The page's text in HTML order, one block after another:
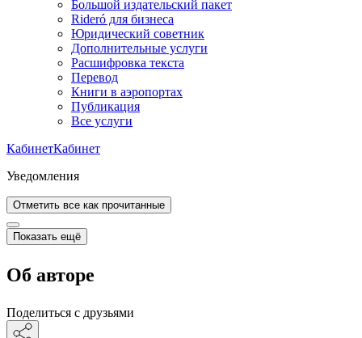
Большой издательский пакет
Rideró для бизнеса
Юридический советник
Дополнительные услуги
Расшифровка текста
Перевод
Книги в аэропортах
Публикация
Все услуги
КабинетКабинет
Уведомления
Отметить все как прочитанные
Показать ещё
Об авторе
Поделиться с друзьями